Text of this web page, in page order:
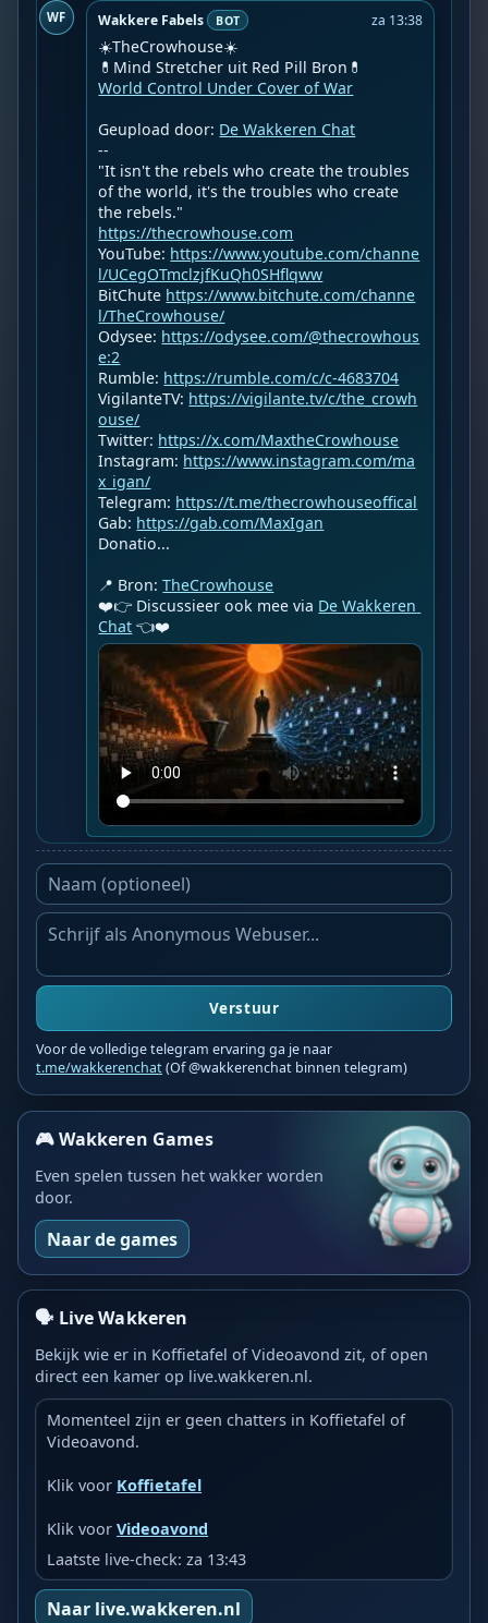
WF Wakkere Fabels BOT za 13:38
☀️TheCrowhouse☀️
World Control Under Cover of War
Geupload door: De Wakkeren Chat
--
"It isn't the rebels who create the troubles
of the world, it's the troubles who create
https://thecrowhouse.com
YouTube: https://www.youtube.com/channe
l/UCegOTmclzjfKuQh0SHflqww
BitChute https://www.bitchute.com/channe
l/TheCrowhouse/
Odysee: https://odysee.com/@thecrowhous
e:2
Rumble: https://rumble.com/c/c-4683704
VigilanteTV: https://vigilante.tv/c/the_crowh
ouse/
Twitter: https://x.com/MaxtheCrowhouse
Instagram: https://www.instagram.com/ma
x_igan/
Telegram: https://t.me/thecrowhouseoffical
Gab: https://gab.com/MaxIgan
Donatio...
📍 Bron: TheCrowhouse
❤️👉 Discussieer ook mee via De Wakkeren
Chat 👈❤️
Verstuur
Voor de volledige telegram ervaring ga je naar
t.me/wakkerenchat(Of @wakkerenchat binnen telegram)
🎮 Wakkeren Games
Even spelen tussen het wakker worden
door.
Naar de games
🗣️ Live Wakkeren
Bekijk wie er in Koffietafel of Videoavond zit, of open
direct een kamer op live.wakkeren.nl.
Momenteel zijn er geen chatters in Koffietafel of
Videoavond.
Klik voor Koffietafel
Klik voorVideoavond
Laatste live-check: za 13:43
Naar live.wakkeren.nl